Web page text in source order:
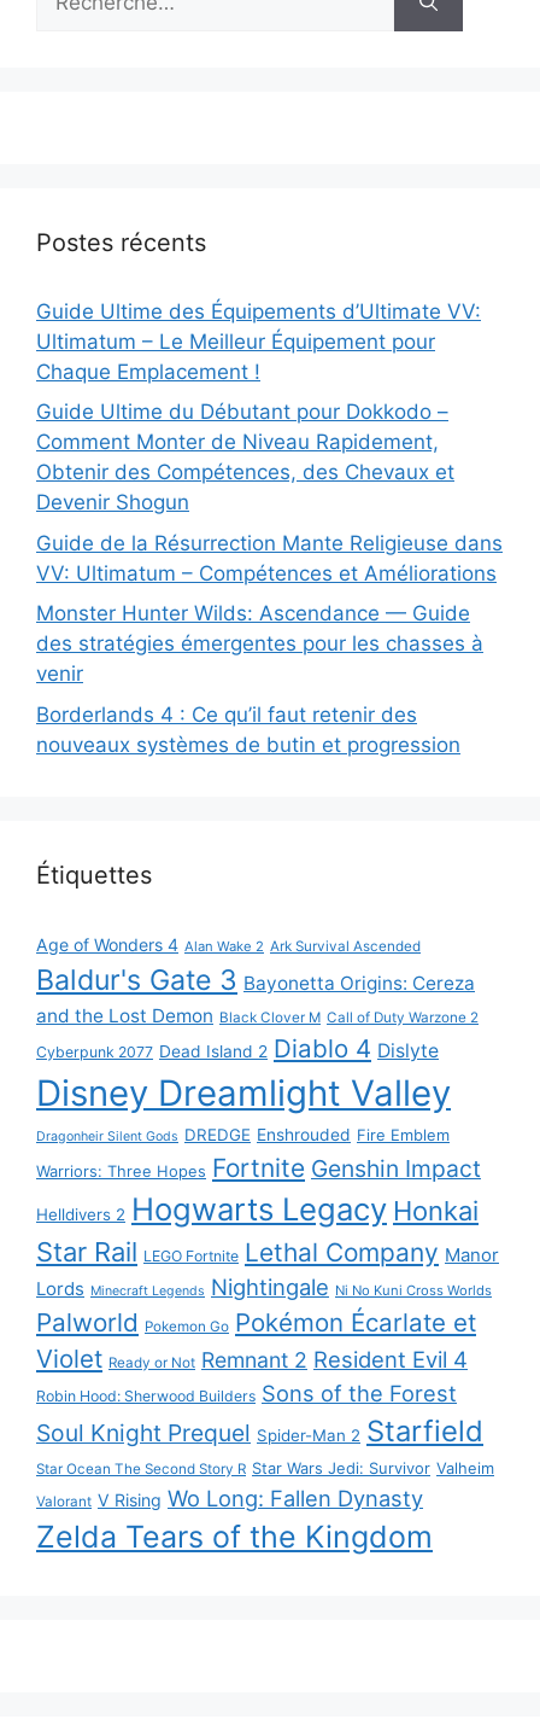
Postes récents
Guide Ultime des Équipements d’Ultimate VV:
Ultimatum – Le Meilleur Équipement pour
Chaque Emplacement !
Guide Ultime du Débutant pour Dokkodo –
Comment Monter de Niveau Rapidement,
Obtenir des Compétences, des Chevaux et
Devenir Shogun
Guide de la Résurrection Mante Religieuse dans
VV: Ultimatum – Compétences et Améliorations
Monster Hunter Wilds: Ascendance — Guide
des stratégies émergentes pour les chasses à
venir
Borderlands 4 : Ce qu’il faut retenir des
nouveaux systèmes de butin et progression
Étiquettes
Age of Wonders 4 Alan Wake 2 Ark Survival Ascended
Baldur's Gate 3 Bayonetta Origins: Cereza
and the Lost Demon Black Clover M Call of Duty Warzone 2
Cyberpunk 2077 Dead Island 2 Diablo 4 Dislyte
Disney Dreamlight Valley
Dragonheir Silent Gods DREDGE Enshrouded Fire Emblem
Warriors: Three Hopes Fortnite Genshin Impact
Helldivers 2 Hogwarts Legacy Honkai
Star Rail LEGO Fortnite Lethal Company Manor
Lords Minecraft Legends Nightingale Ni No Kuni Cross Worlds
Palworld Pokemon Go Pokémon Écarlate et
Violet Ready or Not Remnant 2 Resident Evil 4
Robin Hood: Sherwood Builders Sons of the Forest
Soul Knight Prequel Spider-Man 2 Starfield
Star Ocean The Second Story R Star Wars Jedi: Survivor Valheim
Valorant V Rising Wo Long: Fallen Dynasty
Zelda Tears of the Kingdom